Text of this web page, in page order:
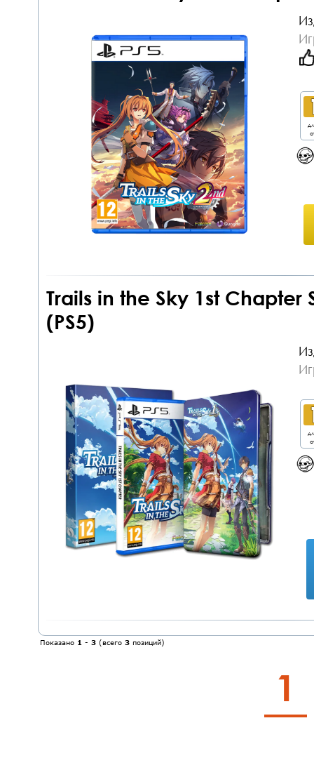
Trails in the Sky 1st Chapter
(PS5)
Показано 1 - 3 (всего 3 позиций)
1